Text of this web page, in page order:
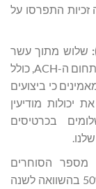
התפרסו על
שלוש מתוך עשר
העסקאות המובילות שלנו ברבעון הזה היו בתחום ה-ACH, כולל
כי ביצועים
יכולות מודיעין
בכרטיסים
מספר הסוחרים
המשתמשים ביותר ממוצר אחד גדל בכ-50% בהשוואה לשנה